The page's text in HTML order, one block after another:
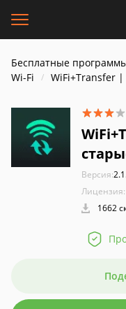
Бесплатные
Wi-Fi
WiFi+Transfer |
Версия:
Лицензия:
1662